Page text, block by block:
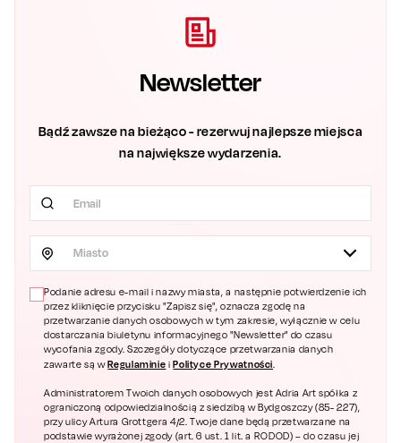
Newsletter
Bądź zawsze na bieżąco - rezerwuj najlepsze miejsca
na największe wydarzenia.
Miasto
Podanie adresu e-mail i nazwy miasta, a następnie potwierdzenie ich
przez kliknięcie przycisku "Zapisz się", oznacza zgodę na
przetwarzanie danych osobowych w tym zakresie, wyłącznie w celu
dostarczania biuletynu informacyjnego "Newsletter" do czasu
wycofania zgody. Szczegóły dotyczące przetwarzania danych
zawarte są wRegulaminie iPolityce Prywatności.
Administratorem Twoich danych osobowych jest Adria Art spółka z
ograniczoną odpowiedzialnością z siedzibą w Bydgoszczy (85- 227),
przy ulicy Artura Grottgera 4/2. Twoje dane będą przetwarzane na
podstawie wyrażonej zgody (art. 6 ust. 1 lit. a RODOD) – do czasu jej